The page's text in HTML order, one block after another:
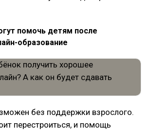
помочь детям после
образование
без поддержки взрослого.
перестроиться, и помощь